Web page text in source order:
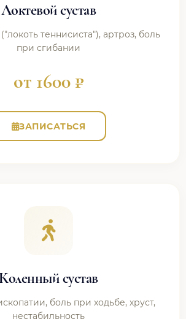
Локтевой сустав
теннисиста"), артроз, боль
при сгибании
от 1600 ₽
ЗАПИСАТЬСЯ
сустав
боль при ходьбе, хруст,
нестабильность